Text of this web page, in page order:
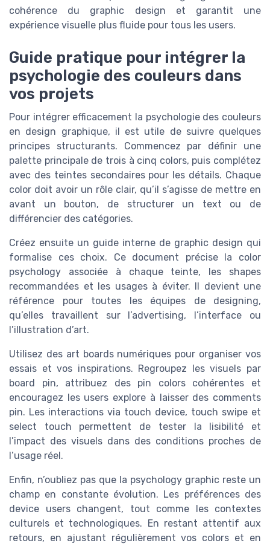
cohérence du graphic design et garantit une
expérience visuelle plus fluide pour tous les users.
Guide pratique pour intégrer la
psychologie des couleurs dans
vos projets
Pour intégrer efficacement la psychologie des couleurs
en design graphique, il est utile de suivre quelques
principes structurants. Commencez par définir une
palette principale de trois à cinq colors, puis complétez
avec des teintes secondaires pour les détails. Chaque
color doit avoir un rôle clair, qu’il s’agisse de mettre en
avant un bouton, de structurer un text ou de
différencier des catégories.
Créez ensuite un guide interne de graphic design qui
formalise ces choix. Ce document précise la color
psychology associée à chaque teinte, les shapes
recommandées et les usages à éviter. Il devient une
référence pour toutes les équipes de designing,
qu’elles travaillent sur l’advertising, l’interface ou
l’illustration d’art.
Utilisez des art boards numériques pour organiser vos
essais et vos inspirations. Regroupez les visuels par
board pin, attribuez des pin colors cohérentes et
encouragez les users explore à laisser des comments
pin. Les interactions via touch device, touch swipe et
select touch permettent de tester la lisibilité et
l’impact des visuels dans des conditions proches de
l’usage réel.
Enfin, n’oubliez pas que la psychology graphic reste un
champ en constante évolution. Les préférences des
device users changent, tout comme les contextes
culturels et technologiques. En restant attentif aux
retours, en ajustant régulièrement vos colors et en